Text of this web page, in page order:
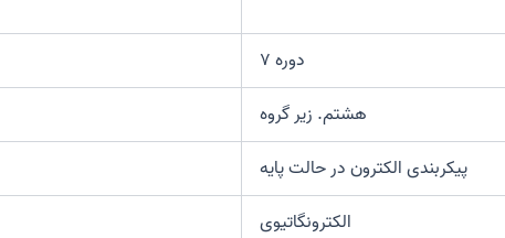
دوره ۷
هشتم. زیر گروه
پیکربندی الکترون در حالت پایه
الکترونگاتیوی